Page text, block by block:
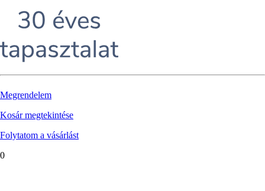
Megrendelem
Kosár megtekintése
Folytatom a vásárlást
0